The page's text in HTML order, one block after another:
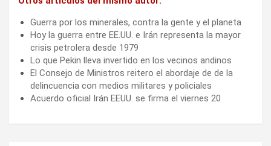
Guerra por los minerales, contra la gente y el planeta
Hoy la guerra entre EE.UU. e Irán representa la mayor
crisis petrolera desde 1979
Lo que Pekin lleva invertido en los vecinos andinos
El Consejo de Ministros reitero el abordaje de de la
delincuencia con medios militares y policiales
Acuerdo oficial Irán EEUU. se firma el viernes 20